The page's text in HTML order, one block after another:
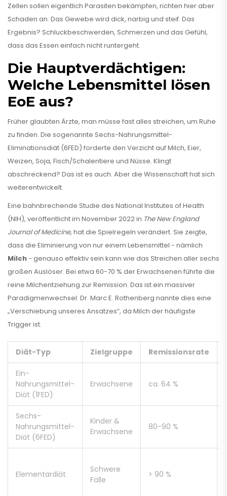
Zellen sollen eigentlich Parasiten bekämpfen, richten hier aber
Schaden an. Das Gewebe wird dick, narbig und steif. Das
Ergebnis? Schluckbeschwerden, Schmerzen und das Gefühl,
dass das Essen einfach nicht runtergeht.
Die Hauptverdächtigen:
Welche Lebensmittel lösen
EoE aus?
Früher glaubten Ärzte, man müsse fast alles streichen, um Ruhe
zu finden. Die sogenannte Sechs-Nahrungsmittel-
Eliminationsdiät (6FED) forderte den Verzicht auf Milch, Eier,
Weizen, Soja, Fisch/Schalentiere und Nüsse. Klingt
abschreckend? Das ist es auch. Aber die Wissenschaft hat sich
weiterentwickelt.
Eine bahnbrechende Studie des National Institutes of Health
(NIH), veröffentlicht im November 2022 in The New England
Journal of Medicine, hat die Spielregeln verändert. Sie zeigte,
dass die Eliminierung von nur einem Lebensmittel - nämlich
Milch- genauso effektiv sein kann wie das Streichen aller sechs
großen Auslöser. Bei etwa 60-70 % der Erwachsenen führte die
reine Milchentziehung zur Remission. Das ist ein massiver
Paradigmenwechsel. Dr. Marc E. Rothenberg nannte dies eine
„Verschiebung unseres Ansatzes“, da Milch der häufigste
Trigger ist.
Diät-Typ Zielgruppe Remissionsrate
Ein-
Nahrungsmittel-
Diät (1FED)
Erwachsene ca. 64 %
Sechs-
Nahrungsmittel-
Diät (6FED)
Kinder &
Erwachsene
80-90 %
Elementardiät
Schwere
Fälle
> 90 %